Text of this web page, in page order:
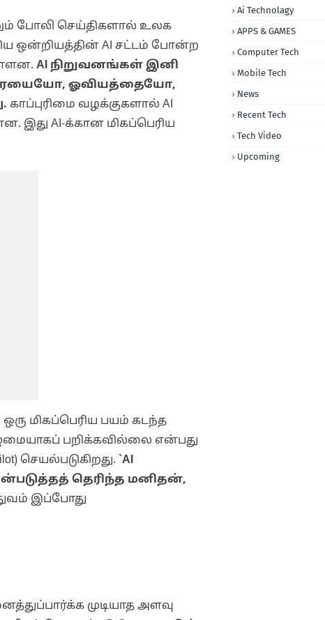
போலி செய்திகளால் உலக
ஒன்றியத்தின் AI சட்டம் போன்ற
AI நிறுவனங்கள் இனி
ஓவியத்தையோ,
காப்புரிமை வழக்குகளால் AI
இது AI-க்கான மிகப்பெரிய
மிகப்பெரிய பயம் கடந்த
பறிக்கவில்லை என்பது
செயல்படுகிறது. `AI
தெரிந்த மனிதன்,
இப்போது
முடியாத அளவு
Ai Technolagy
APPS & GAMES
Computer Tech
Mobile Tech
News
Recent Tech
Tech Video
Upcoming